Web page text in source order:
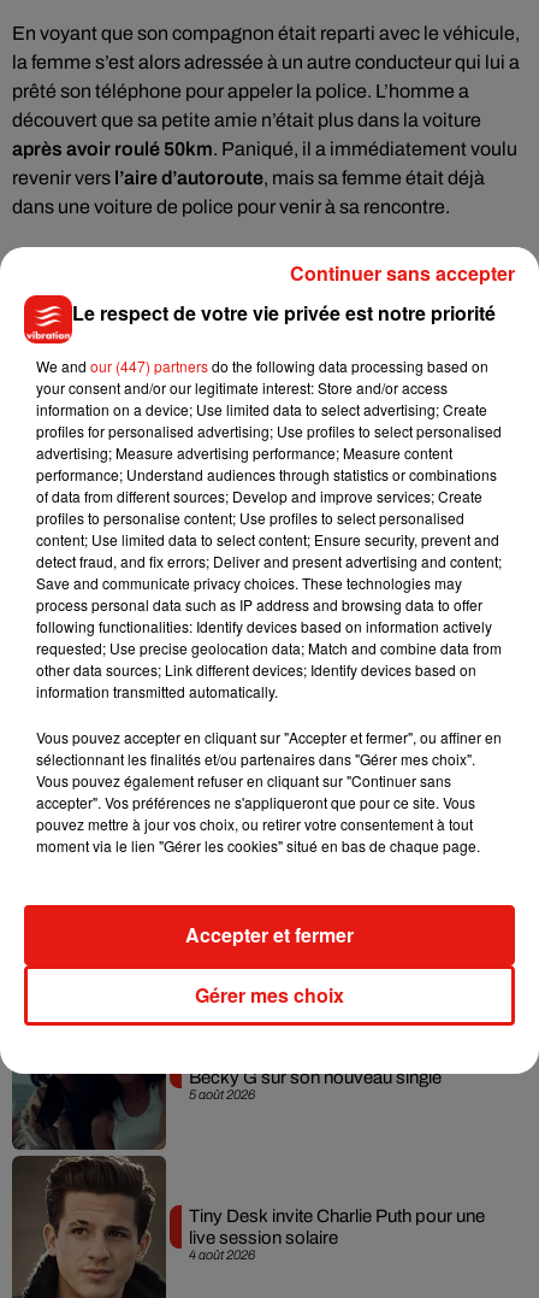
En voyant que son compagnon était reparti avec le véhicule,
la femme s’est alors adressée à un autre conducteur qui lui a
prêté son téléphone pour appeler la police. L’homme a
découvert que sa petite amie n’était plus dans la voiture
après avoir roulé 50km. Paniqué, il a immédiatement voulu
revenir vers l’aire d’autoroute, mais sa femme était déjà
dans une voiture de police pour venir à sa rencontre.
Musique
7 août 2026
Julien Lieb s’essaye à la vie de chatelain
dans son nouveau clip
7 août 2026
Madonna sort enfin le remix de « Love
Sensation » avec Kylie Minogue
7 août 2026
Tayc et Didi B dévoilent le single le plus
dansant de l’année
7 août 2026
5 août 2026
Becky G sur son nouveau single
4 août 2026
Tiny Desk invite Charlie Puth pour une
live session solaire
Le respect de votre vie privée est notre priorité
We and our (447) partnersdo the following data processing based on
your consent and/or our legitimate interest: Store and/or access
information on a device; Use limited data to select advertising; Create
profiles for personalised advertising; Use profiles to select personalised
advertising; Measure advertising performance; Measure content
performance; Understand audiences through statistics or combinations
of data from different sources; Develop and improve services; Create
profiles to personalise content; Use profiles to select personalised
content; Use limited data to select content; Ensure security, prevent and
detect fraud, and fix errors; Deliver and present advertising and content;
Save and communicate privacy choices. These technologies may
process personal data such as IP address and browsing data to offer
following functionalities: Identify devices based on information actively
requested; Use precise geolocation data; Match and combine data from
other data sources; Link different devices; Identify devices based on
information transmitted automatically.
Vous pouvez accepter en cliquant sur "Accepter et fermer", ou affiner en
sélectionnant les finalités et/ou partenaires dans "Gérer mes choix".
Vous pouvez également refuser en cliquant sur "Continuer sans
accepter". Vos préférences ne s'appliqueront que pour ce site. Vous
pouvez mettre à jour vos choix, ou retirer votre consentement à tout
moment via le lien "Gérer les cookies" situé en bas de chaque page.
Gérer mes choix
Accepter et fermer
Continuer sans accepter